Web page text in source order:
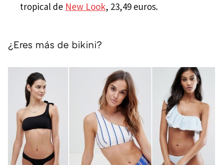
tropical de New Look, 23,49 euros.
¿Eres más de bikini?